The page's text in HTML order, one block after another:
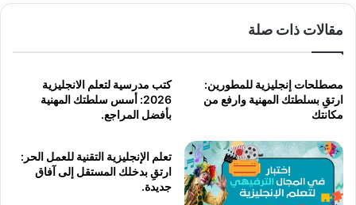
مقالات ذات صلة
مصطلحات إنجليزية للمطورين:
ارتقِ بسلطتك المهنية وارفع من
مكانتك
كتب مدرسية لتعلم الانجليزية
2026: أسس سلطتك المهنية
بأفضل المراجع.
تعلم الإنجليزية التقنية للعمل الحر:
ارتقِ بدخلك المستقل إلى آفاق
جديدة.